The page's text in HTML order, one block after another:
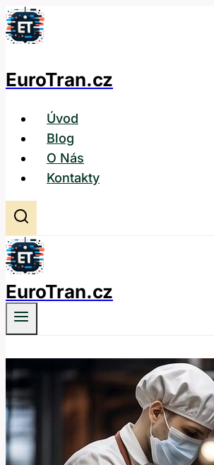
Přeskočit
na
EuroTran.cz
Úvod
Blog
O Nás
Kontakty
EuroTran.cz